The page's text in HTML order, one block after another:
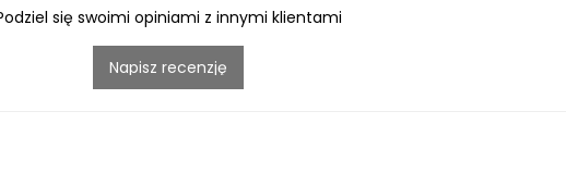
się swoimi opiniami z innymi klientami
Napisz recenzję